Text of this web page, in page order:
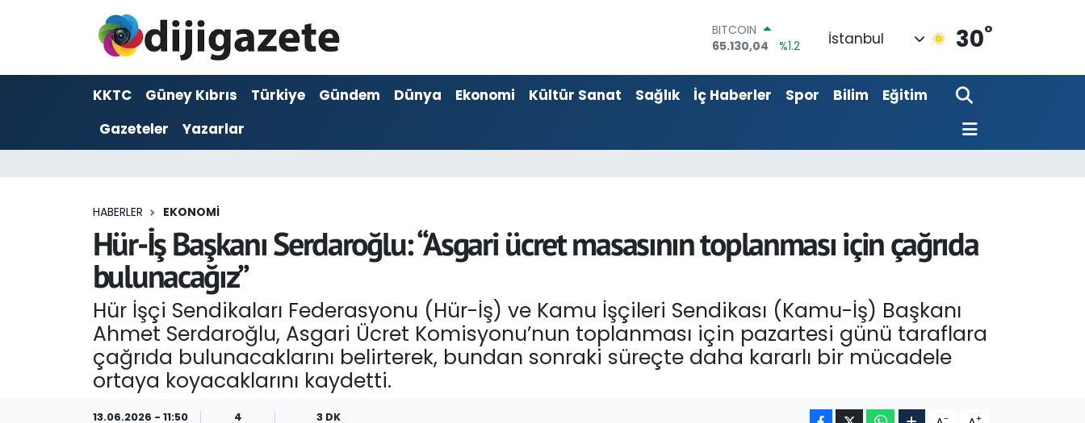
DOLAR
47,7106
%0.17
55,1652
%0.27
STERLİN
İstanbul 30°
KKTC Güney Kıbrıs Türkiye Gündem Dünya Ekonomi Kültür Sanat Sağlık İç Haberler Spor Bilim
Eğitim
Gazeteler
Yazarlar
HABERLER EKONOMI
Hür-İş Başkanı Serdaroğlu: “Asgari ücret masasının toplanması için çağrıda
bulunacağız”
Hür İşçi Sendikaları Federasyonu (Hür-İş) ve Kamu İşçileri Sendikası (Kamu-İş) Başkanı
Ahmet Serdaroğlu, Asgari Ücret Komisyonu’nun toplanması için pazartesi günü taraflara
çağrıda bulunacaklarını belirterek, bundan sonraki süreçte daha kararlı bir mücadele
ortaya koyacaklarını kaydetti.
13.06.2026 - 11:50 4 3 DK - +
ADVERTORIAL
Dijigazete
Foto Galeri
Güncel
Gündem
Hava Durumu
Trafik Durumu
Son Dakika Haberleri
Haber Arşivi